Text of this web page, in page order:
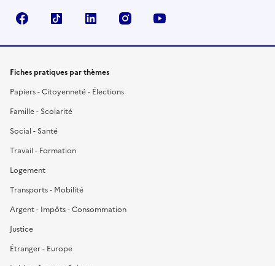
FacebookTikTok LinkedIn Instagram
Fiches pratiques par thèmes
Papiers - Citoyenneté - Élections
Famille - Scolarité
Social - Santé
Travail - Formation
Logement
Transports - Mobilité
Argent - Impôts - Consommation
Justice
Étranger - Europe